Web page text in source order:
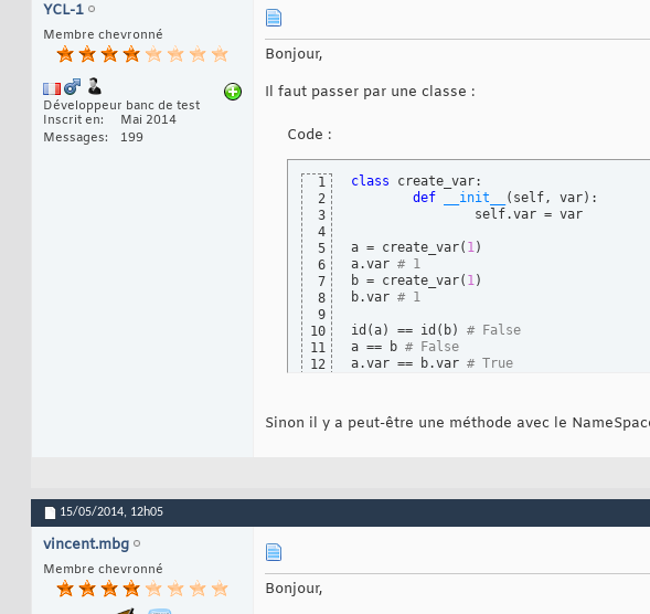
YCL-1
Membre chevronné
Développeur banc de test
Inscrit en
Mai 2014
Messages
199
Bonjour,
Il faut passer par une classe :
Code :
1
2
3
4
5
6
7
8
9
10
11
12
class create_var:
def
__init__ ( self, var) :
a = create_var( 1)
a.var # 1
b = create_var( 1)
b.var # 1
id (a) == id ( b)
# False
a == b # False
a.var == b.var # True
Sinon il y a peut-être une méthode avec le
15/05/2014, 12h05
vincent.mbg
Membre chevronné
Bonjour,